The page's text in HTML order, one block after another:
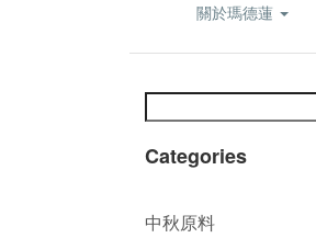
關於瑪德蓮
Categories
中秋原料